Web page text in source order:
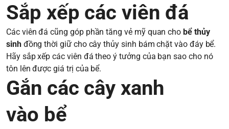
Sắp xếp các viên đá
Các viên đá cũng góp phần tăng vẻ mỹ quan chobể thủy
sinhđồng thời giữ cho cây thủy sinh bám chặt vào đáy bể.
Hãy sắp xếp các viên đá theo ý tưởng của bạn sao cho nó
tôn lên được giá trị của bể.
Gắn các cây xanh
vào bể